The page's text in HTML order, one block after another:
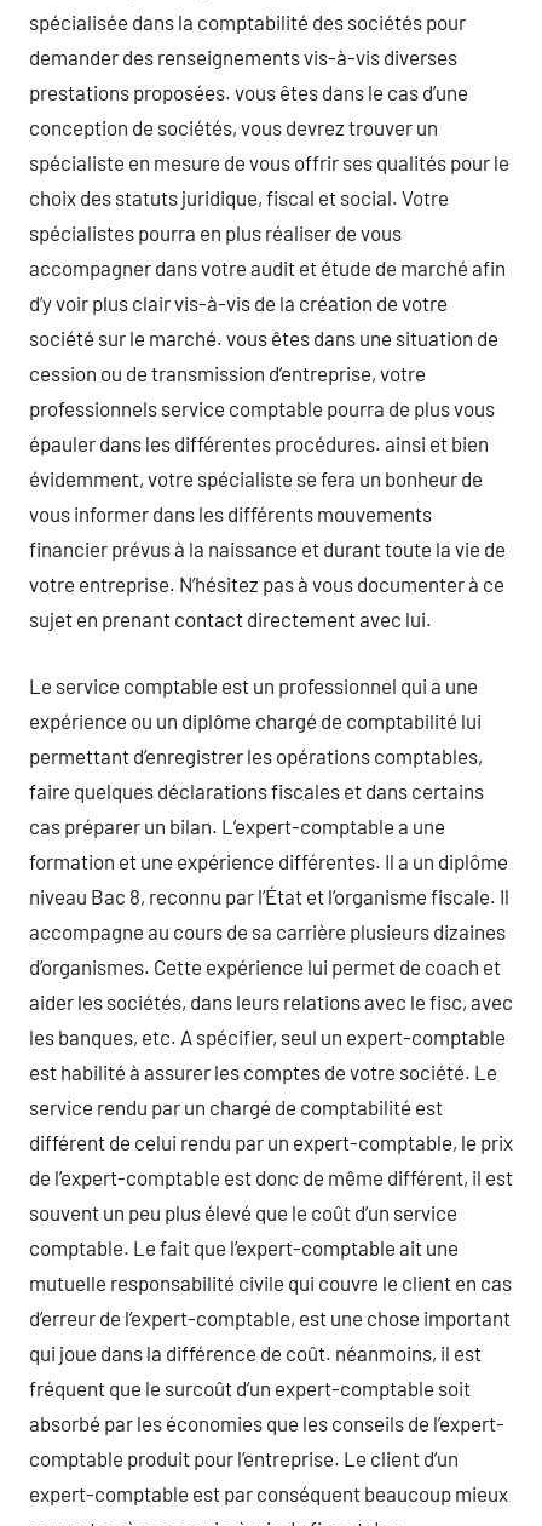
spécialisée dans la comptabilité des sociétés pour
demander des renseignements vis-à-vis diverses
prestations proposées. vous êtes dans le cas d’une
conception de sociétés, vous devrez trouver un
spécialiste en mesure de vous offrir ses qualités pour le
choix des statuts juridique, fiscal et social. Votre
spécialistes pourra en plus réaliser de vous
accompagner dans votre audit et étude de marché afin
d’y voir plus clair vis-à-vis de la création de votre
société sur le marché. vous êtes dans une situation de
cession ou de transmission d’entreprise, votre
professionnels service comptable pourra de plus vous
épauler dans les différentes procédures. ainsi et bien
évidemment, votre spécialiste se fera un bonheur de
vous informer dans les différents mouvements
financier prévus à la naissance et durant toute la vie de
votre entreprise. N’hésitez pas à vous documenter à ce
sujet en prenant contact directement avec lui.
Le service comptable est un professionnel qui a une
expérience ou un diplôme chargé de comptabilité lui
permettant d’enregistrer les opérations comptables,
faire quelques déclarations fiscales et dans certains
cas préparer un bilan. L’expert-comptable a une
formation et une expérience différentes. Il a un diplôme
niveau Bac 8, reconnu par l’État et l’organisme fiscale. Il
accompagne au cours de sa carrière plusieurs dizaines
d’organismes. Cette expérience lui permet de coach et
aider les sociétés, dans leurs relations avec le fisc, avec
les banques, etc. A spécifier, seul un expert-comptable
est habilité à assurer les comptes de votre société. Le
service rendu par un chargé de comptabilité est
différent de celui rendu par un expert-comptable, le prix
de l’expert-comptable est donc de même différent, il est
souvent un peu plus élevé que le coût d’un service
comptable. Le fait que l’expert-comptable ait une
mutuelle responsabilité civile qui couvre le client en cas
d’erreur de l’expert-comptable, est une chose important
qui joue dans la différence de coût. néanmoins, il est
fréquent que le surcoût d’un expert-comptable soit
absorbé par les économies que les conseils de l’expert-
comptable produit pour l’entreprise. Le client d’un
expert-comptable est par conséquent beaucoup mieux